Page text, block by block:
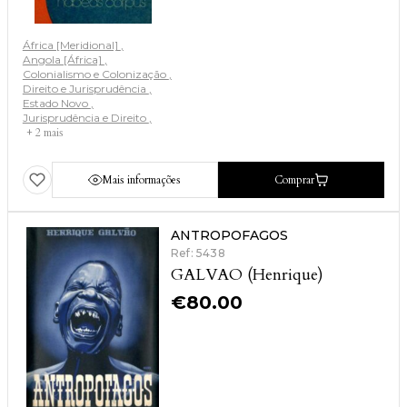
África [Meridional]
Angola [África]
Colonialismo e Colonização
Direito e Jurisprudência
Estado Novo
Jurisprudência e Direito
+ 2 mais
Mais informações Comprar
ANTROPOFAGOS
Ref: 5438
GALVAO (Henrique)
€80.00